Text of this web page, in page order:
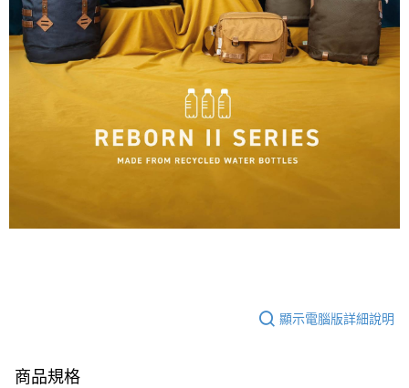
顯示電腦版詳細說明
商品規格